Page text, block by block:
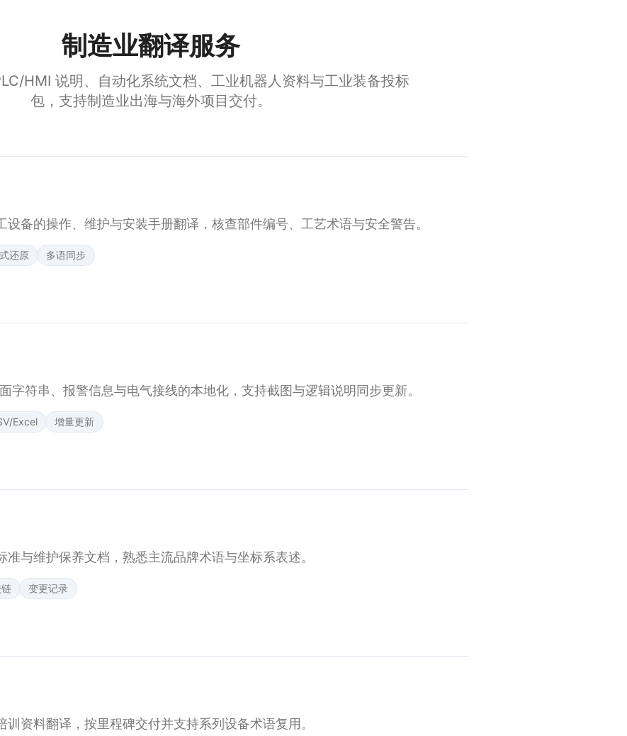
制造业翻译服务
HMI 说明、自动化系统文档、工业机器人资料与工业装备投标
包，支持制造业出海与海外项目交付。
设备的操作、维护与安装手册翻译，核查部件编号、工艺术语与安全警告。
还原 多语同步
字符串、报警信息与电气接线的本地化，支持截图与逻辑说明同步更新。
Excel 增量更新
准与维护保养文档，熟悉主流品牌术语与坐标系表述。
变更记录
资料翻译，按里程碑交付并支持系列设备术语复用。